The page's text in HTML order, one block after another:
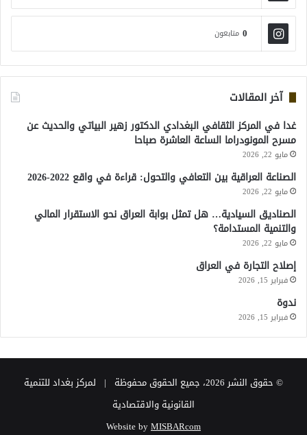
0 متابعون
آخر المقالات
غدا في المركز الثقافي البغدادي الدكتور زهير البياتي والحديث عن
مسرح المونودراما الساعة العاشرة صباحا
مايو 22, 2026
الصناعة العراقية بين التعافي والتحول: قراءة في واقع 2022-2026
مايو 22, 2026
الصناديق السيادية… هل تمثل بوابة العراق نحو الاستقرار المالي
والتنمية المستدامة؟
مايو 22, 2026
إصلاح التجارة في العراق
فبراير 15, 2026
ندوة
فبراير 15, 2026
© حقوق النشر 2026، جميع الحقوق محفوظة | لمركز بغداد للتنمية
القانونية والاقتصادية
Website byMISBARcom